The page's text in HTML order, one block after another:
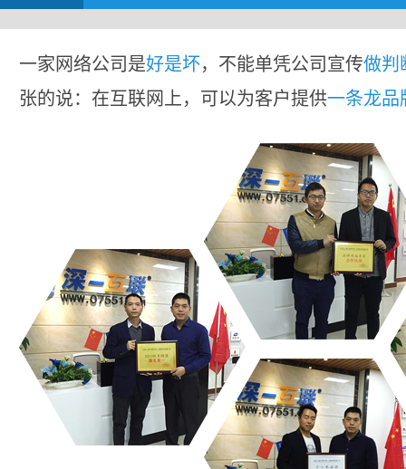
一家网络公司是好是坏，不能单凭公司宣传做判
张的说：在互联网上，可以为客户提供一条龙品